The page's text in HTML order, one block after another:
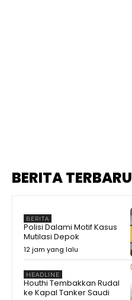
BERITA TERBARU
BERITA
Polisi Dalami Motif Kasus
Mutilasi Depok
12 jam yang lalu
HEADLINE
Houthi Tembakkan Rudal
ke Kapal Tanker Saudi